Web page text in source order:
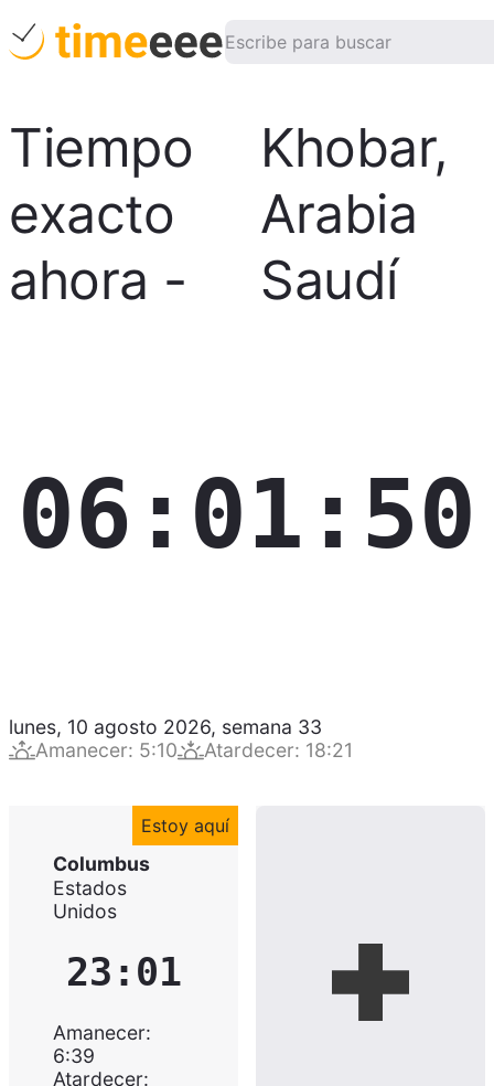
Tiempo
exacto
ahora -
Khobar,
Arabia
Saudí
06:01:51
lunes, 10 agosto 2026, semana 33
Amanecer: 5:10 Atardecer: 18:21
Estoy aquí
Columbus
Estados
Unidos
23:01
Amanecer:
6:39
Atardecer: